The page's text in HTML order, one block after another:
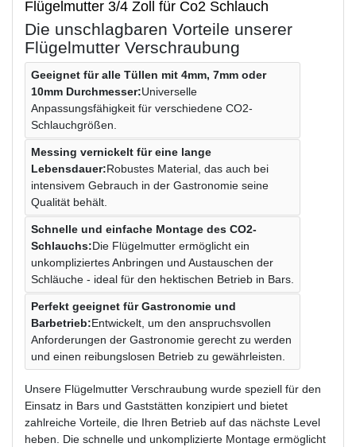
Flügelmutter 3/4 Zoll für Co2 Schlauch
Die unschlagbaren Vorteile unserer
Flügelmutter Verschraubung
Geeignet für alle Tüllen mit 4mm, 7mm oder
10mm Durchmesser:Universelle
Anpassungsfähigkeit für verschiedene CO2-
Schlauchgrößen.
Messing vernickelt für eine lange
Lebensdauer:Robustes Material, das auch bei
intensivem Gebrauch in der Gastronomie seine
Qualität behält.
Schnelle und einfache Montage des CO2-
Schlauchs:Die Flügelmutter ermöglicht ein
unkompliziertes Anbringen und Austauschen der
Schläuche - ideal für den hektischen Betrieb in Bars.
Perfekt geeignet für Gastronomie und
Barbetrieb:Entwickelt, um den anspruchsvollen
Anforderungen der Gastronomie gerecht zu werden
und einen reibungslosen Betrieb zu gewährleisten.
Unsere Flügelmutter Verschraubung wurde speziell für den
Einsatz in Bars und Gaststätten konzipiert und bietet
zahlreiche Vorteile, die Ihren Betrieb auf das nächste Level
heben. Die schnelle und unkomplizierte Montage ermöglicht